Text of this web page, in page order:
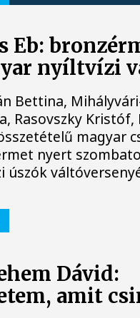
Eb:
nyíltvízi
Bettina,
Rasovszky Kristóf,
magyar
nyert
úszók
Dávid:
amit